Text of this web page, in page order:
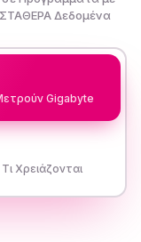
Δεδομένα
Gigabyte
Χρειάζονται